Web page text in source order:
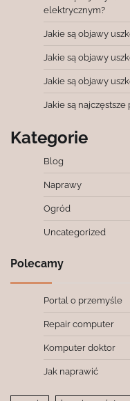
elektrycznym?
Jakie są objawy
Jakie są objawy
Jakie są objawy
Jakie są
Kategorie
Blog
Naprawy
Ogród
Uncategorized
Polecamy
Portal o przemyśle
Repair computer
Komputer doktor
Jak naprawić